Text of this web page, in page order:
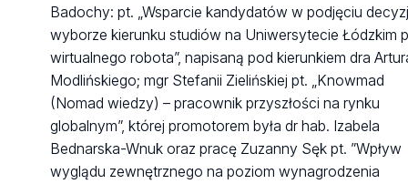
Badochy: pt. „Wsparcie kandydatów w podjęciu
wyborze kierunku studiów na Uniwersytecie Łódzkim
wirtualnego robota”, napisaną pod kierunkiem dra
Modlińskiego; mgr Stefanii Zielińskiej pt. „Knowmad
(Nomad wiedzy) – pracownik przyszłości na rynku
globalnym”, której promotorem była dr hab. Izabela
Bednarska-Wnuk oraz pracę Zuzanny Sęk pt. ”Wpływ
wyglądu zewnętrznego na poziom wynagrodzenia